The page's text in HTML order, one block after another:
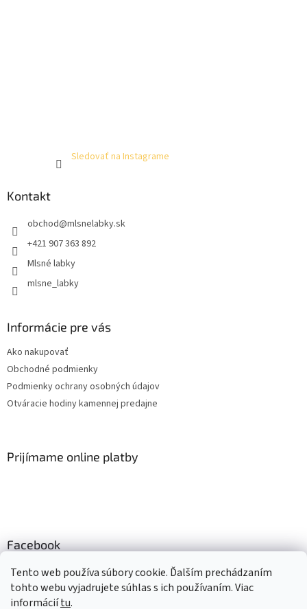
Tento web používa súbory cookie. Ďalším prechádzaním
tohto webu vyjadrujete súhlas s ich používaním. Viac
informáciítu.
Sledovať na Instagrame
Kontakt
obchod@mlsnelabky.sk
+421 907 363 892
Mlsné labky
mlsne_labky
Informácie pre vás
Ako nakupovať
Obchodné podmienky
Podmienky ochrany osobných údajov
Otváracie hodiny kamennej predajne
Prijímame online platby
Facebook
Mlsné labky